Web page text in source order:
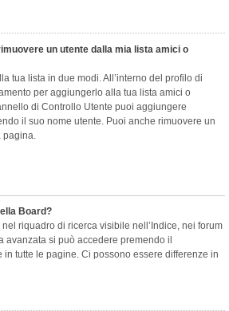
un utente dalla mia lista amici o
tua lista in due modi. All’interno del profilo di
per aggiungerlo alla tua lista amici o
di Controllo Utente puoi aggiungere
il suo nome utente. Puoi anche rimuovere un
pagina.
Board?
riquadro di ricerca visibile nell’Indice, nei forum
avanzata si può accedere premendo il
in tutte le pagine. Ci possono essere differenze in